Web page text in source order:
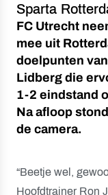
Sparta
FC Utrecht
mee uit
doelpunten
Lidberg die
1-2 eindstand
Na afloop
de camera.
“Beetje wel,
Hoofdtrainer Ron